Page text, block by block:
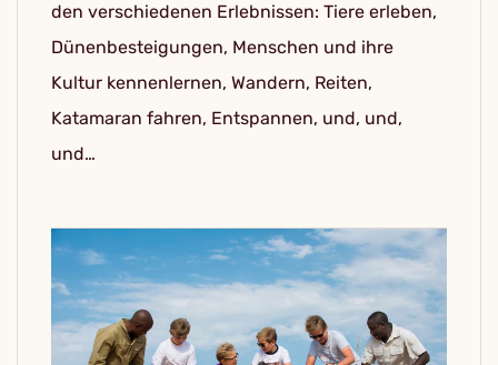
den verschiedenen Erlebnissen: Tiere erleben,
Dünenbesteigungen, Menschen und ihre
Kultur kennenlernen, Wandern, Reiten,
Katamaran fahren, Entspannen, und, und,
und…